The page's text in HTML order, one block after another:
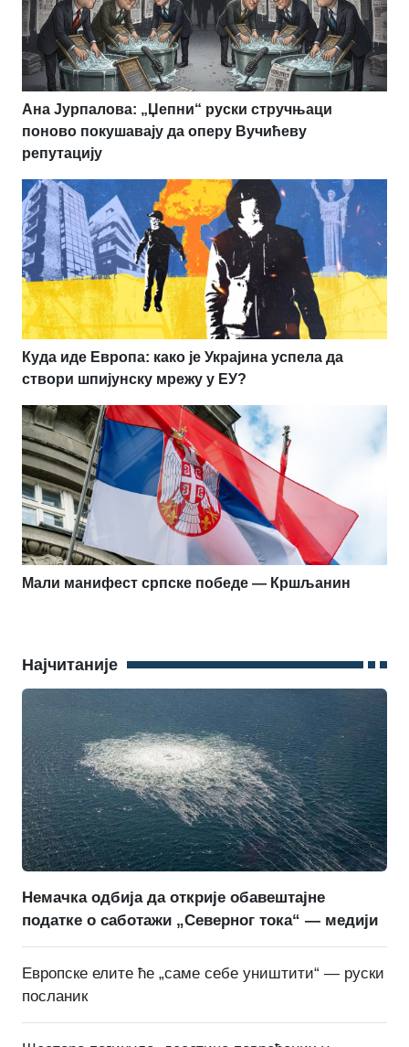
Ана Јурпалова: „Џепни“ руски стручњаци
поново покушавају да оперу Вучићеву
репутацију
Куда иде Европа: како је Украјина успела да
створи шпијунску мрежу у ЕУ?
Мали манифест српске победе — Кршљанин
Најчитаније
Немачка одбија да открије обавештајне
податке о саботажи „Северног тока“ — медији
Европске елите ће „саме себе уништити“ — руски
посланик